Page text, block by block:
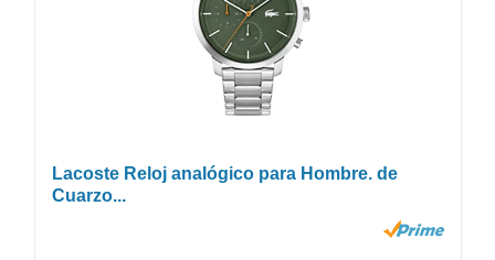
Lacoste Reloj analógico para Hombre. de
Cuarzo...